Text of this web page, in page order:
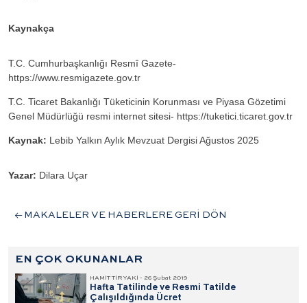
Kaynakça
T.C. Cumhurbaşkanlığı Resmî Gazete-
https://www.resmigazete.gov.tr
T.C. Ticaret Bakanlığı Tüketicinin Korunması ve Piyasa Gözetimi
Genel Müdürlüğü resmi internet sitesi- https://tuketici.ticaret.gov.tr
Kaynak: Lebib Yalkın Aylık Mevzuat Dergisi Ağustos 2025
Yazar: Dilara Uçar
MAKALELER VE HABERLERE GERİ DÖN
EN ÇOK OKUNANLAR
HAMİT TİRYAKİ - 26 Şubat 2019
Hafta Tatilinde ve Resmi Tatilde
Çalışıldığında Ücret